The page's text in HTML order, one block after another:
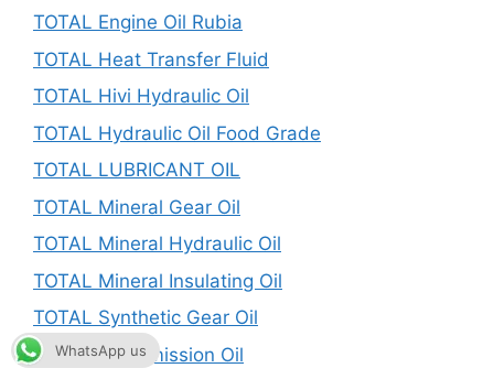
TOTAL Engine Oil Rubia
TOTAL Heat Transfer Fluid
TOTAL Hivi Hydraulic Oil
TOTAL Hydraulic Oil Food Grade
TOTAL LUBRICANT OIL
TOTAL Mineral Gear Oil
TOTAL Mineral Hydraulic Oil
TOTAL Mineral Insulating Oil
TOTAL Synthetic Gear Oil
TOTAL Transmission Oil
WhatsApp us